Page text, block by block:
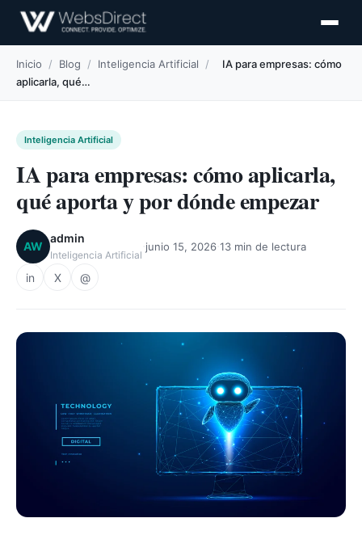
Inicio / Blog / Inteligencia Artificial /
IA para empresas: cómo
aplicarla, qué…
Inteligencia Artificial
IA para empresas: cómo aplicarla,
qué aporta y por dónde empezar
AW
admin
Inteligencia Artificial
junio 15, 2026 13 min de lectura
in X @